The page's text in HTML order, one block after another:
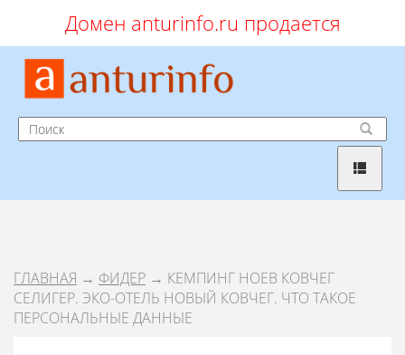
Домен anturinfo.ru продается
ГЛАВНАЯ → ФИДЕР → КЕМПИНГ НОЕВ КОВЧЕГ
СЕЛИГЕР. ЭКО-ОТЕЛЬ НОВЫЙ КОВЧЕГ. ЧТО ТАКОЕ
ПЕРСОНАЛЬНЫЕ ДАННЫЕ